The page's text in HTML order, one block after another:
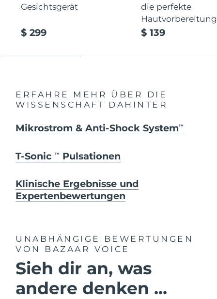
Gesichtsgerät
$ 299
die perfekte
Hautvorbereitung
$ 139
ERFAHRE MEHR ÜBER DIE
WISSENSCHAFT DAHINTER
Mikrostrom & Anti-Shock SystemTM
T-SonicTM Pulsationen
Klinische Ergebnisse und
Expertenbewertungen
UNABHÄNGIGE BEWERTUNGEN
VON BAZAAR VOICE
Sieh dir an, was
andere denken ...